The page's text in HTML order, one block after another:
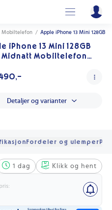
Mobiltelefon / Apple iPhone 13 Mini 128GB
iPhone 13 Mini 128GB
Midnatt Mobiltelefon
Detaljer og varianter
Fordeler og ulemper
1 dag Klikk og hent